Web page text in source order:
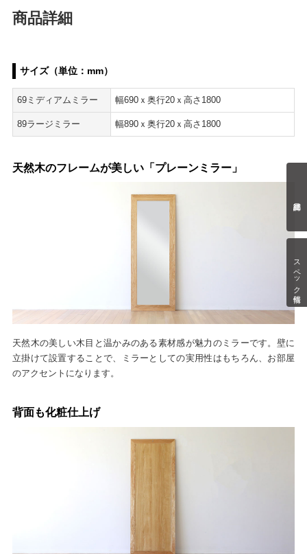
スペック情報
商品詳細
サイズ（単位：mm）
69ミディアムミラー 幅690ｘ奥行20ｘ高さ1800
89ラージミラー 幅890ｘ奥行20ｘ高さ1800
天然木のフレームが美しい「プレーンミラー」
天然木の美しい木目と温かみのある素材感が魅力のミラーです。壁に
立掛けて設置することで、ミラーとしての実用性はもちろん、お部屋
のアクセントになります。
背面も化粧仕上げ